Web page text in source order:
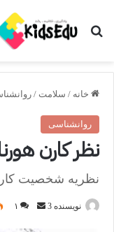
جستجو برای
خانه / سلامت /
روانشناسی
نظر کارن
نظریه شخصیت
نویسنده 3
ارسال۱